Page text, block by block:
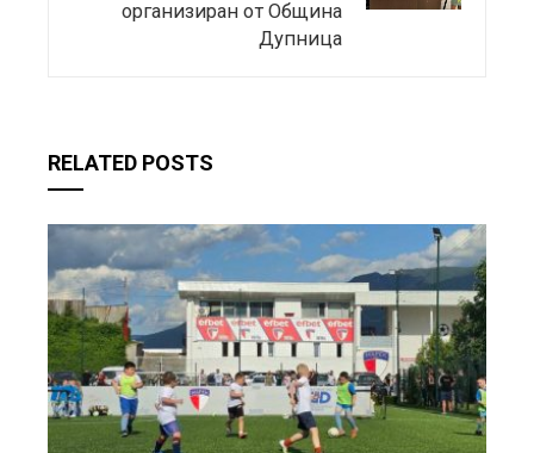
организиран от Община
Дупница
RELATED POSTS